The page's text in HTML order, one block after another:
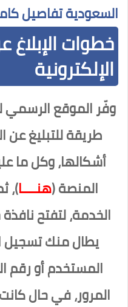
السعودية تفاصيل
خطوات الإبلاغ
الإلكترونية
وفّر الموقع الرسمي
طريقة للتبليغ عن
أشكالها، وكل ما
المنصة (هنــــا)،
الخدمة، لتفتح
يطال منك تسجيل
المستخدم أو رقم
المرور، في حال